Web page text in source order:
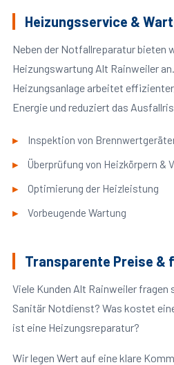
Heizungsservice &
Neben der Notfallreparatur bieten
Heizungswartung Alt Rainweiler
Heizungsanlage arbeitet
Energie und reduziert das
Inspektion von
Überprüfung von Heizkörpern &
Optimierung der Heizleistung
Vorbeugende Wartung
Transparente Preise &
Viele Kunden Alt Rainweiler
Sanitär Notdienst? Was kostet
ist eine Heizungsreparatur?
Wir legen Wert auf eine klare